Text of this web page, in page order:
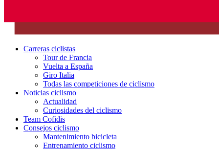
Carreras ciclistas
Tour de Francia
Vuelta a España
Giro Italia
Todas las competiciones de ciclismo
Noticias ciclismo
Actualidad
Curiosidades del ciclismo
Team Cofidis
Consejos ciclismo
Mantenimiento bicicleta
Entrenamiento ciclismo